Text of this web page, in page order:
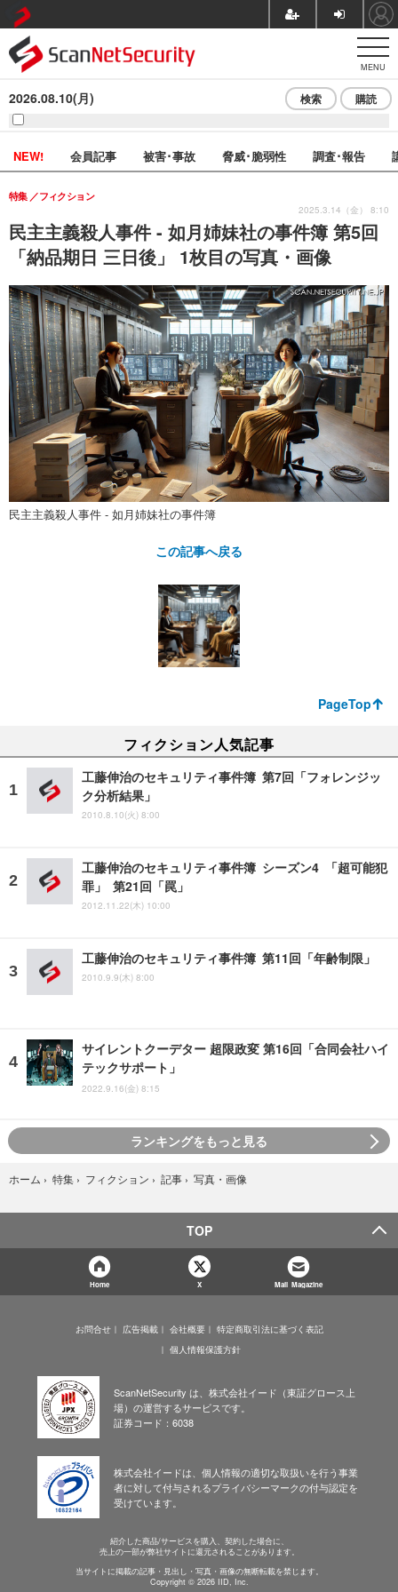
MENU
2026.08.10(月) 検索 購読
NEW! 会員記事 被害･事故 脅威･脆弱性 調査･報告
民主主義殺人事件 - 如月姉妹社の事件簿 第5回
「納品期日 三日後」 1枚目の写真・画像
特集 フィクション
2025.3.14（金） 8:10
民主主義殺人事件 - 如月姉妹社の事件簿
この記事へ戻る
PageTop
フィクション人気記事
工藤伸治のセキュリティ事件簿 第7回「フォレンジッ
ク分析結果」
2010.8.10(火) 8:00
工藤伸治のセキュリティ事件簿 シーズン4 「超可能犯
罪」 第21回「罠」
2012.11.22(木) 10:00
工藤伸治のセキュリティ事件簿 第11回「年齢制限」
2010.9.9(木) 8:00
サイレントクーデター 超限政変 第16回「合同会社ハイ
テックサポート」
2022.9.16(金) 8:15
ランキングをもっと見る
ホーム › 特集 › フィクション › 記事 › 写真・画像
TOP
Home X Mail Magazine
お問合せ 広告掲載 会社概要
特定商取引法に基づく表記
個人情報保護方針
ScanNetSecurity は、株式会社イード（東証グロース上
場）の運営するサービスです。
証券コード：6038
株式会社イードは、個人情報の適切な取扱いを行う事業
者に対して付与されるプライバシーマークの付与認定を
受けています。
紹介した商品/サービスを購入、契約した場合に、
売上の一部が弊社サイトに還元されることがあります。
当サイトに掲載の記事・見出し・写真・画像の無断転載を禁じます。
Copyright © 2026 IID, Inc.